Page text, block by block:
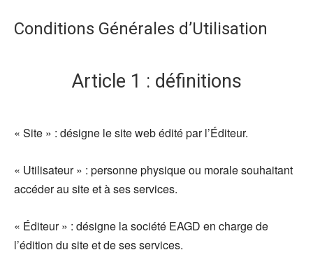
Conditions Générales d’Utilisation
Article 1 : définitions
« Site » : désigne le site web édité par l’Éditeur.
« Utilisateur » : personne physique ou morale souhaitant
accéder au site et à ses services.
« Éditeur » : désigne la société EAGD en charge de
l’édition du site et de ses services.